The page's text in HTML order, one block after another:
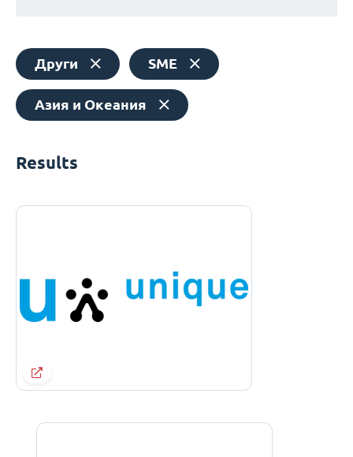
Други SME
Азия и Океания
Results